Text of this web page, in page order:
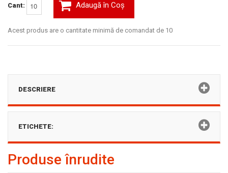
Cant: Adaugă în Coş
Acest produs are o cantitate minimă de comandat de 10
DESCRIERE
ETICHETE:
Produse înrudite